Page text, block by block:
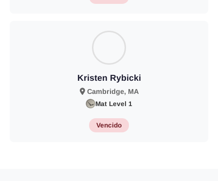
Kristen Rybicki
Cambridge, MA
Mat Level 1
Vencido